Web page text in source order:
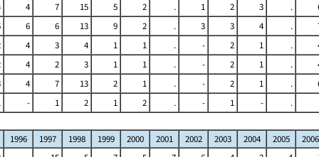
4 7 15 5 2 . 1 2 3 .
6 6 13 9 2 . 3 3 4 .
4 3 4 1 1 . - 2 1 .
4 2 3 1 1 . - 2 1 .
4 7 13 2 1 . - 2 1 .
- 1 2 1 2 . - 1 -
.
1996 1997 1998 1999 2000 2001 2002 2003 2004 2005
2006